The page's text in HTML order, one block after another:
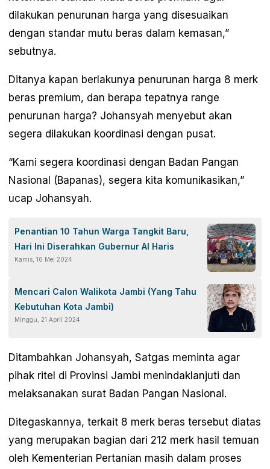
dilakukan penurunan harga yang disesuaikan
dengan standar mutu beras dalam kemasan,”
sebutnya.
Ditanya kapan berlakunya penurunan harga 8 merk
beras premium, dan berapa tepatnya range
penurunan harga? Johansyah menyebut akan
segera dilakukan koordinasi dengan pusat.
“Kami segera koordinasi dengan Badan Pangan
Nasional (Bapanas), segera kita komunikasikan,”
ucap Johansyah.
Penantian 10 Tahun Warga Tangkit Baru,
Hari Ini Diserahkan Gubernur Al Haris
Kamis, 16 Mei 2024
Mencari Calon Walikota Jambi (Yang Tahu
Kebutuhan Kota Jambi)
Minggu, 21 April 2024
Ditambahkan Johansyah, Satgas meminta agar
pihak ritel di Provinsi Jambi menindaklanjuti dan
melaksanakan surat Badan Pangan Nasional.
Ditegaskannya, terkait 8 merk beras tersebut diatas
yang merupakan bagian dari 212 merk hasil temuan
oleh Kementerian Pertanian masih dalam proses